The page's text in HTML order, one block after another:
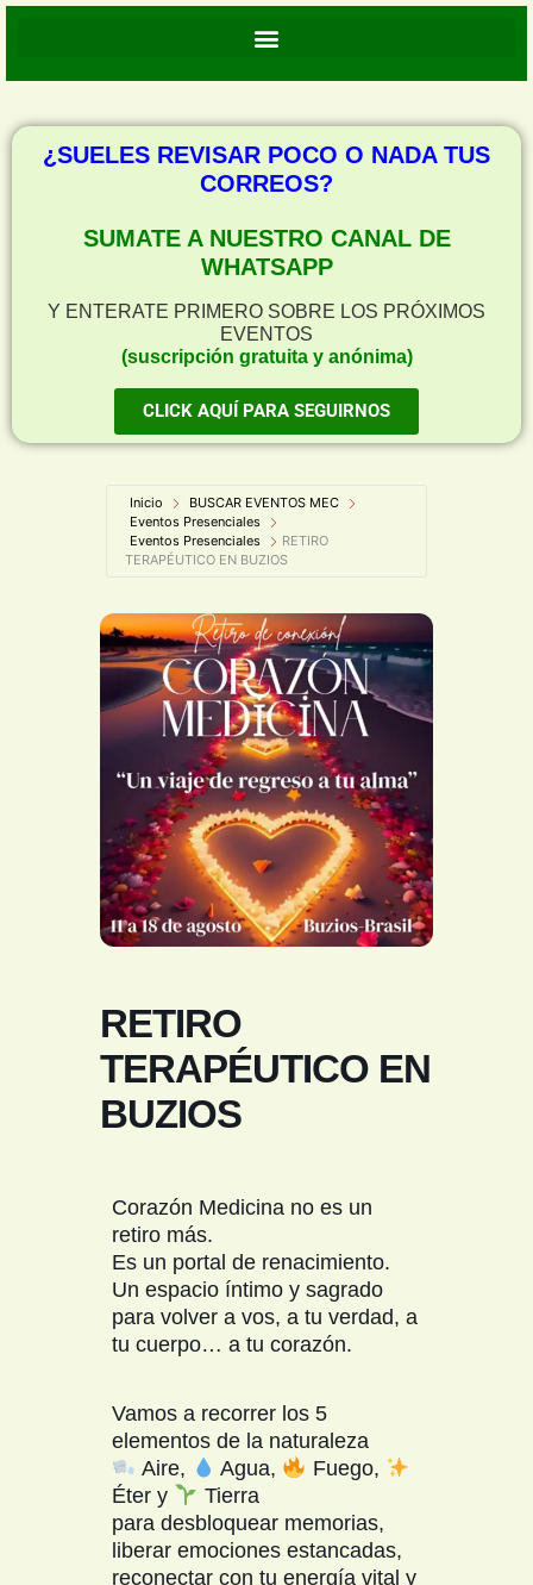
¿SUELES REVISAR POCO O NADA TUS
CORREOS?
SUMATE A NUESTRO CANAL DE
WHATSAPP
Y ENTERATE PRIMERO SOBRE LOS PRÓXIMOS
EVENTOS
(suscripción gratuita y anónima)
CLICK AQUÍ PARA SEGUIRNOS
Inicio
BUSCAR EVENTOS MEC
Eventos Presenciales
Eventos Presenciales
RETIRO
TERAPÉUTICO EN BUZIOS
RETIRO
TERAPÉUTICO EN
BUZIOS
Corazón Medicina no es un
retiro más.
Es un portal de renacimiento.
Un espacio íntimo y sagrado
para volver a vos, a tu verdad, a
tu cuerpo… a tu corazón.
Vamos a recorrer los 5
elementos de la naturaleza
Aire,
Agua,
Fuego,
Éter y
Tierra
para desbloquear memorias,
liberar emociones estancadas,
reconectar con tu energía vital y